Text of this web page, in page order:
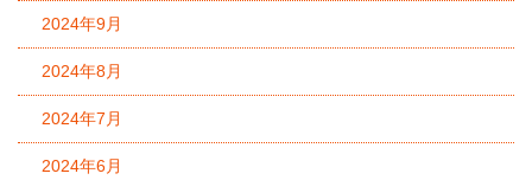
2024年9月
2024年8月
2024年7月
2024年6月